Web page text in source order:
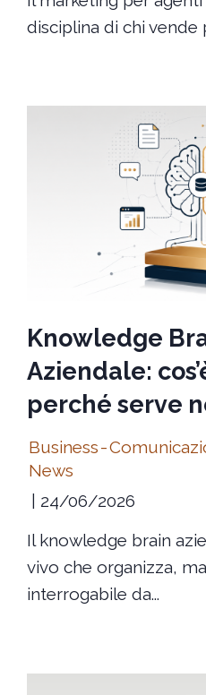
disciplina di chi vende
Knowledge
Aziendale:
perché serve
Business-
News
24/06/2026
Il knowledge brain
vivo che organizza,
interrogabile da...